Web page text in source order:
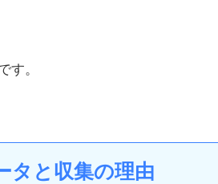
。
タと収集の理由